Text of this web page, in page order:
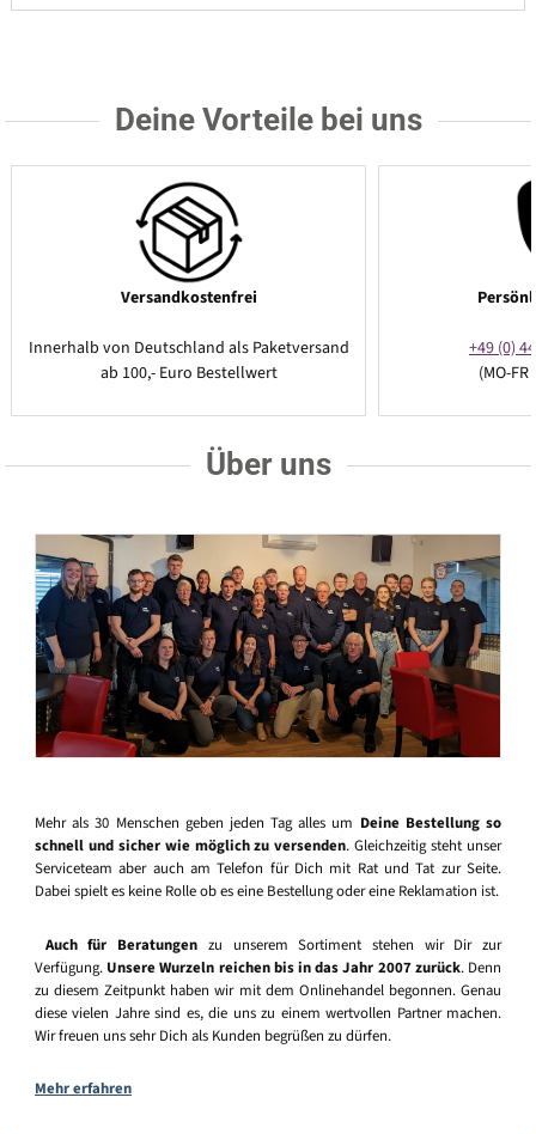
Deine Vorteile bei uns
Versandkostenfrei
Innerhalb von Deutschland als Paketversand
ab 100,- Euro Bestellwert
+49 (0)
(MO-
Über uns
Mehr als 30 Menschen geben jeden Tag alles um Deine Bestellung so
schnell und sicher wie möglich zu versenden. Gleichzeitig steht unser
Serviceteam aber auch am Telefon für Dich mit Rat und Tat zur Seite.
Dabei spielt es keine Rolle ob es eine Bestellung oder eine Reklamation ist.
Auch für Beratungen zu unserem Sortiment stehen wir Dir zur
Verfügung. Unsere Wurzeln reichen bis in das Jahr 2007 zurück. Denn
zu diesem Zeitpunkt haben wir mit dem Onlinehandel begonnen. Genau
diese vielen Jahre sind es, die uns zu einem wertvollen Partner machen.
Wir freuen uns sehr Dich als Kunden begrüßen zu dürfen.
Mehr erfahren